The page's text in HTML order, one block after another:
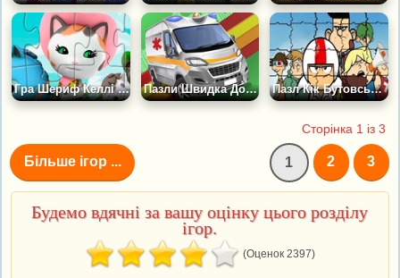
Гра Шериф Келлі та Друзі: Пазл Пазли Швидка Допомога Пазл Кік Бутовський і Друзі
Сторінка 1 із 3
Більше ігор ... 1 2 3
Будемо вдячні за вашу оцінку цього розділу
ігор.
(Оценок 2397)